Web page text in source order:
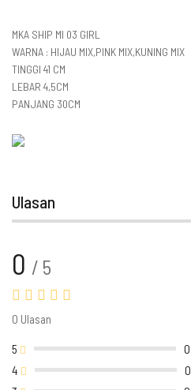
MKA SHIP MI 03 GIRL
WARNA : HIJAU MIX,PINK MIX,KUNING MIX
TINGGI 41 CM
LEBAR 4,5CM
PANJANG 30CM
Ulasan
0 / 5
0 Ulasan
5
0
4
0